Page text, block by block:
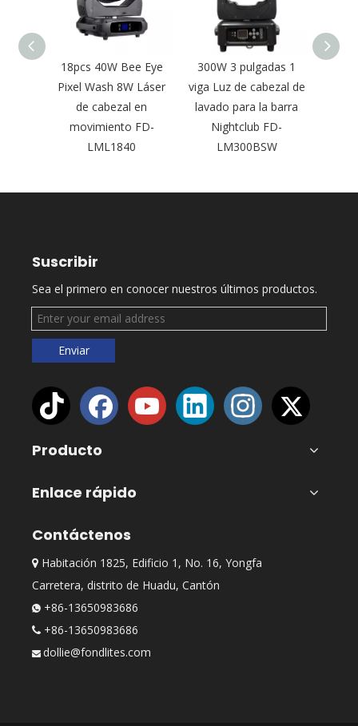
18pcs 40W Bee Eye
Pixel Wash 8W Láser
de cabezal en
movimiento FD-
LML1840
300W 3 pulgadas 1
viga Luz de cabezal de
lavado para la barra
Nightclub FD-
LM300BSW
Suscribir
Sea el primero en conocer nuestros últimos productos.
Enviar
Producto
Enlace rápido
Contáctenos
 Habitación 1825, Edificio 1, No. 16, Yongfa
Carretera, distrito de Huadu, Cantón
 +86-13650983686
 +86-13650983686
 dollie@fondlites.com